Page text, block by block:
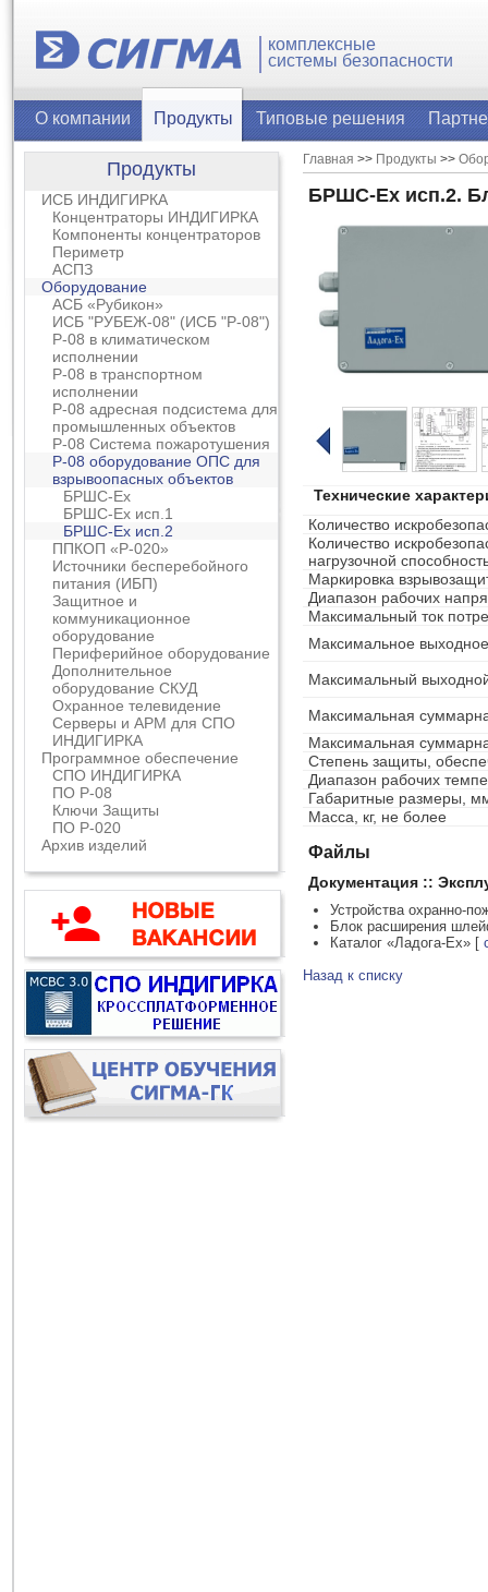
комплексные
системы безопасности
О компании Продукты Типовые решения
Продукты
ИСБ ИНДИГИРКА
Концентраторы ИНДИГИРКА
Компоненты концентраторов
Периметр
АСПЗ
Оборудование
АСБ «Рубикон»
ИСБ "РУБЕЖ-08" (ИСБ "Р-08")
Р-08 в климатическом
исполнении
Р-08 в транспортном
исполнении
Р-08 адресная подсистема для
промышленных объектов
Р-08 Система пожаротушения
Р-08 оборудование ОПС для
взрывоопасных объектов
БРШС-Ех
БРШС-Ех исп.1
БРШС-Ех исп.2
ППКОП «Р-020»
Источники бесперебойного
питания (ИБП)
Защитное и
коммуникационное
оборудование
Периферийное оборудование
Дополнительное
оборудование СКУД
Охранное телевидение
Серверы и АРМ для СПО
ИНДИГИРКА
Программное обеспечение
СПО ИНДИГИРКА
ПО Р-08
Ключи Защиты
ПО Р-020
Архив изделий
Главная >> Продукты >>
БРШС-Ех исп.2.
Технические
Количество
Количество
нагрузочной
Маркировка
Диапазон рабочих
Максимальный ток
Максимальное
Максимальный
Максимальная
Максимальная
Степень защиты,
Диапазон рабочих
Габаритные размеры,
Масса, кг, не более
Файлы
Документация ::
Устройства охранно-
Блок расширения
Каталог «Ладога-Ех» [
Назад к списку